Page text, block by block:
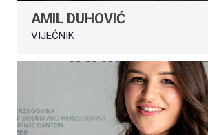
AMIL DUHOVIĆ
VIJEĆNIK